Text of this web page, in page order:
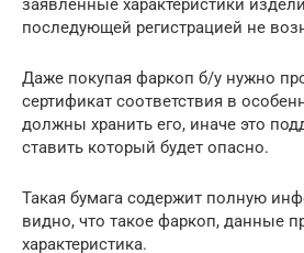
заявленные характеристики
последующей регистрацией не
Даже покупая фаркоп б/у нужно
сертификат соответствия в
должны хранить его, иначе это
ставить который будет опасно.
Такая бумага содержит полную
видно, что такое фаркоп, данные
характеристика.